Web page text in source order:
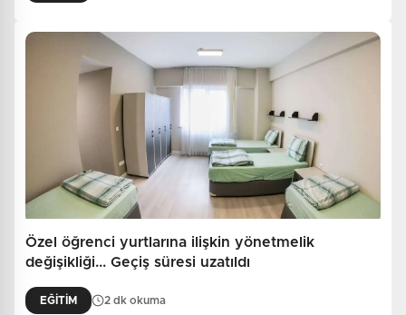
Özel öğrenci yurtlarına ilişkin yönetmelik
değişikliği... Geçiş süresi uzatıldı
EĞİTİM 2 dk okuma